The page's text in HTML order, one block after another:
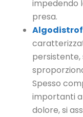
impedendo
presa.
Spesso
importanti
dolore, si